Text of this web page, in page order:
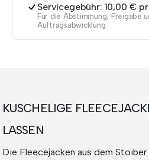
Servicegebühr: 10,00 €
Für die Abstimmung, Freigabe
Auftragsabwicklung.
KUSCHELIGE
LASSEN
Die Fleecejacken aus dem